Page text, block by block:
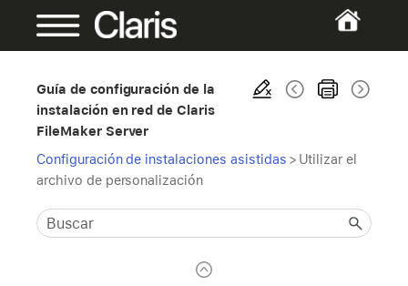
Guía de configuración de la
instalación en red de Claris
FileMaker Server
Configuración de instalaciones asistidas > Utilizar el
archivo de personalización